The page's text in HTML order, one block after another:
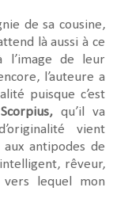
de sa cousine,
là aussi à ce
l’image de leur
l’auteure a
puisque c’est
Scorpius,qu’il va
vient
antipodes de
rêveur,
vers lequel mon